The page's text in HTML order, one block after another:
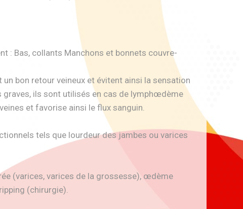
: Bas, collants Manchons et bonnets couvre-
bon retour veineux et évitent ainsi la sensation
graves, ils sont utilisés en cas de lymphœdème
et favorise ainsi le flux sanguin.
tels que lourdeur des jambes ou varices
(varices, varices de la grossesse), œdème
(chirurgie).